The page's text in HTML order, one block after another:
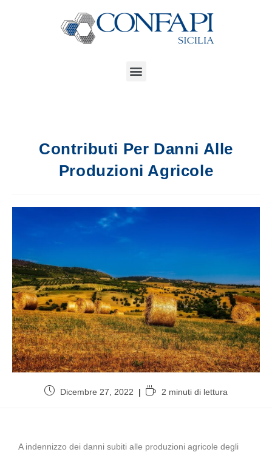
Contributi Per Danni Alle
Produzioni Agricole
Dicembre 27, 2022 2 minuti di lettura
A indennizzo dei danni subiti alle produzioni agricole degli